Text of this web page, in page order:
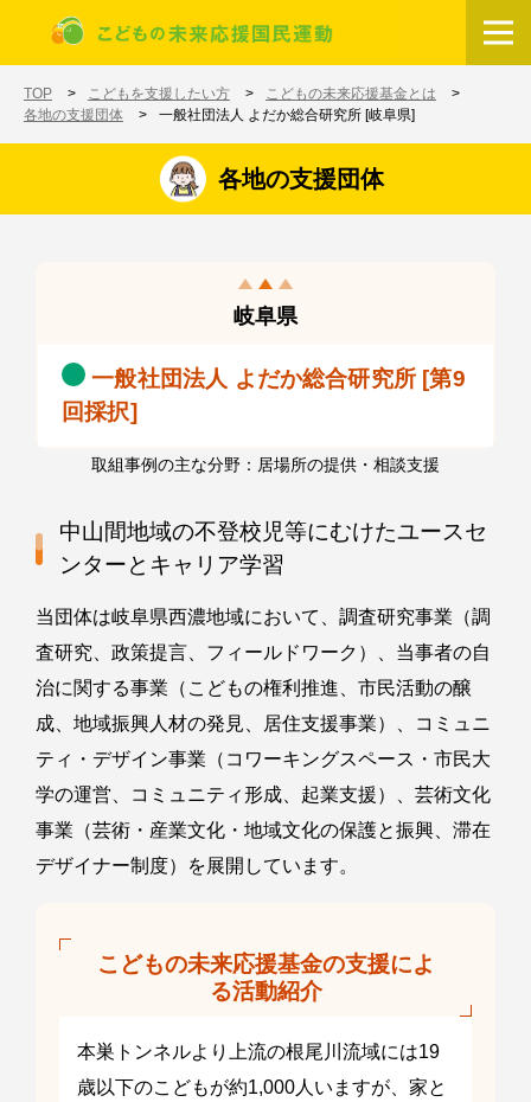
メインコンテンツに移動
TOP こどもを支援したい方
こどもの未来応援基金とは
各地の支援団体
一般社団法人 よだか総合研究所 [岐阜県]
各地の支援団体
岐阜県
一般社団法人 よだか総合研究所 [第9
回採択]
取組事例の主な分野：居場所の提供・相談支援
中山間地域の不登校児等にむけたユースセ
ンターとキャリア学習
当団体は岐阜県西濃地域において、調査研究事業（調
査研究、政策提言、フィールドワーク）、当事者の自
治に関する事業（こどもの権利推進、市民活動の醸
成、地域振興人材の発見、居住支援事業）、コミュニ
ティ・デザイン事業（コワーキングスペース・市民大
学の運営、コミュニティ形成、起業支援）、芸術文化
事業（芸術・産業文化・地域文化の保護と振興、滞在
デザイナー制度）を展開しています。
こどもの未来応援基金の支援によ
る活動紹介
本巣トンネルより上流の根尾川流域には19
歳以下のこどもが約1,000人いますが、家と